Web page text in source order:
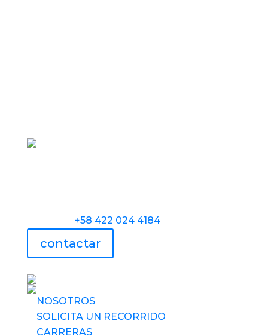
+58 422 024 4184
contactar
NOSOTROS
SOLICITA UN RECORRIDO
CARRERAS